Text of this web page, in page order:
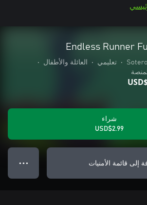
Endless Runner
• تعليمي • العائلة والأطفال
•
شراء
USD$2.99
إلى قائمة الأمنيات ● ● ●